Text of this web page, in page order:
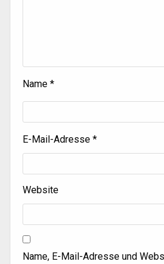
Name *
E-Mail-Adresse *
Website
Name, E-Mail-Adresse und